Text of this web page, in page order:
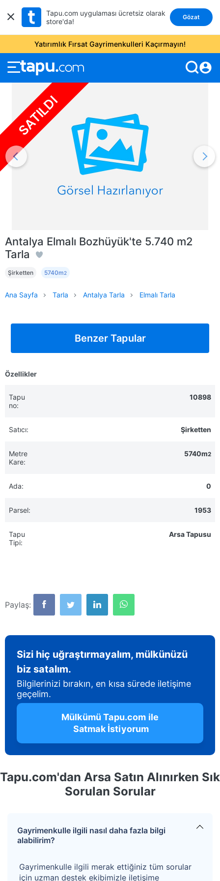
Tapu.com uygulaması ücretsiz olarak
store'da!
Gözat
Yatırımlık Fırsat Gayrimenkulleri Kaçırmayın!
account_circle
SATILDI
Benzer Tapular
Özellikler
Tapu
no:
10898
Satıcı: Şirketten
Metre
Kare:
5740m2
Ada: 0
Parsel: 1953
Tapu
Tipi:
Arsa Tapusu
Paylaş:
Sizi hiç uğraştırmayalım, mülkünüzü
biz satalım.
Bilgilerinizi bırakın, en kısa sürede iletişime
geçelim.
Mülkümü Tapu.com ile
Satmak İstiyorum
Antalya Elmalı Bozhüyük'te 5.740 m2
Tarla
Şirketten 5740m2
Ana Sayfa Tarla Antalya Tarla Elmalı Tarla
Tapu.com'dan Arsa Satın Alınırken Sık
Sorulan Sorular
Gayrimenkulle ilgili nasıl daha fazla bilgi
alabilirim?
Gayrimenkulle ilgili merak ettiğiniz tüm sorular
için uzman destek ekibimizle iletişime